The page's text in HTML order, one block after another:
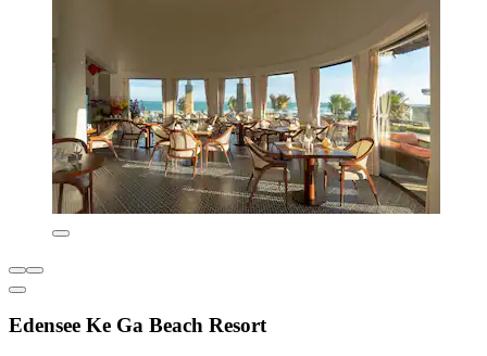
Edensee Ke Ga Beach Resort